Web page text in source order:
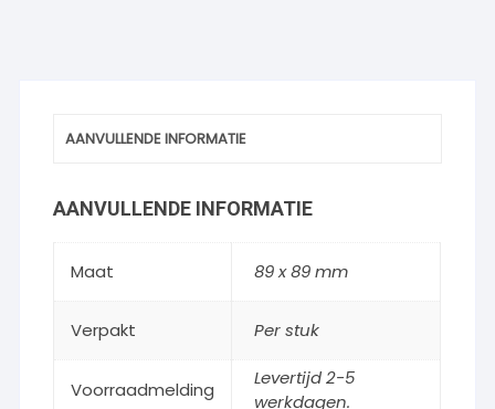
AANVULLENDE INFORMATIE
AANVULLENDE INFORMATIE
Maat 89 x 89 mm
Verpakt Per stuk
Voorraadmelding
Levertijd 2-5
werkdagen.